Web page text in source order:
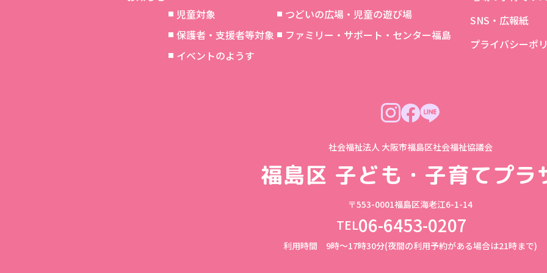
児童対象
保護者・支援者等対象
イベントのようす
つどいの広場・児童の遊び場
ファミリー・サポート・センター福島
SNS・広報紙
プライバシーポ
社会福祉法人 大阪市福島区社会福祉協議会
福島区 子ども・子育てプラ
〒553-0001福島区海老江6-1-14
TEL06-6453-0207
利用時間 9時～17時30分(夜間の利用予約がある場合は21時まで)